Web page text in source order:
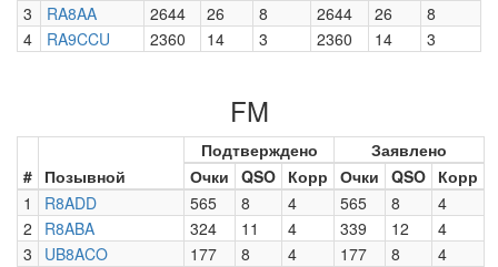
3
RA8AA 2644 26 8 2644 26
8
4
RA9CCU 2360 14 3 2360 14 3
FM
# Позывной
Подтверждено
Заявлено
Очки QSO Корр Очки QSO Корр
1
R8ADD 565 8 4 565 8
4
2
R8ABA 324 11 4 339 12
4
3
UB8ACO 177 8 4 177 8
4